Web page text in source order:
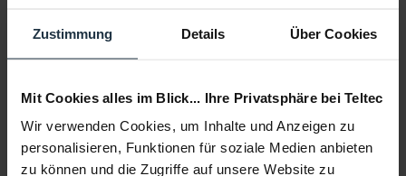
Zustimmung Details Über Cookies
Mit Cookies alles im Blick... Ihre Privatsphäre bei Teltec
Wir verwenden Cookies, um Inhalte und Anzeigen zu
personalisieren, Funktionen für soziale Medien anbieten
zu können und die Zugriffe auf unsere Website zu
Beratung
Medien
Infos zu Hersteller & Produktsicherheit
Folgende Infos zum Hersteller sind verfübar...... mehr